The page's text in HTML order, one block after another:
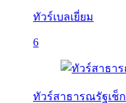
ทัวร์เบลเยี่ยม
6
ทัวร์สาธารณรัฐเช็ก